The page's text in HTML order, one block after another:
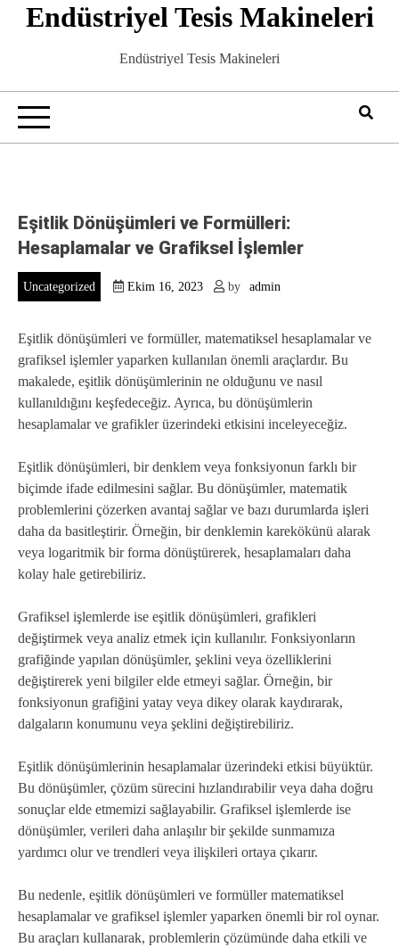
Endüstriyel Tesis Makineleri
Endüstriyel Tesis Makineleri
Eşitlik Dönüşümleri ve Formülleri:
Hesaplamalar ve Grafiksel İşlemler
Uncategorized Ekim 16, 2023 by admin
Eşitlik dönüşümleri ve formüller, matematiksel hesaplamalar ve
grafiksel işlemler yaparken kullanılan önemli araçlardır. Bu
makalede, eşitlik dönüşümlerinin ne olduğunu ve nasıl
kullanıldığını keşfedeceğiz. Ayrıca, bu dönüşümlerin
hesaplamalar ve grafikler üzerindeki etkisini inceleyeceğiz.
Eşitlik dönüşümleri, bir denklem veya fonksiyonun farklı bir
biçimde ifade edilmesini sağlar. Bu dönüşümler, matematik
problemlerini çözerken avantaj sağlar ve bazı durumlarda işleri
daha da basitleştirir. Örneğin, bir denklemin karekökünü alarak
veya logaritmik bir forma dönüştürerek, hesaplamaları daha
kolay hale getirebiliriz.
Grafiksel işlemlerde ise eşitlik dönüşümleri, grafikleri
değiştirmek veya analiz etmek için kullanılır. Fonksiyonların
grafiğinde yapılan dönüşümler, şeklini veya özelliklerini
değiştirerek yeni bilgiler elde etmeyi sağlar. Örneğin, bir
fonksiyonun grafiğini yatay veya dikey olarak kaydırarak,
dalgaların konumunu veya şeklini değiştirebiliriz.
Eşitlik dönüşümlerinin hesaplamalar üzerindeki etkisi büyüktür.
Bu dönüşümler, çözüm sürecini hızlandırabilir veya daha doğru
sonuçlar elde etmemizi sağlayabilir. Grafiksel işlemlerde ise
dönüşümler, verileri daha anlaşılır bir şekilde sunmamıza
yardımcı olur ve trendleri veya ilişkileri ortaya çıkarır.
Bu nedenle, eşitlik dönüşümleri ve formüller matematiksel
hesaplamalar ve grafiksel işlemler yaparken önemli bir rol oynar.
Bu araçları kullanarak, problemlerin çözümünde daha etkili ve